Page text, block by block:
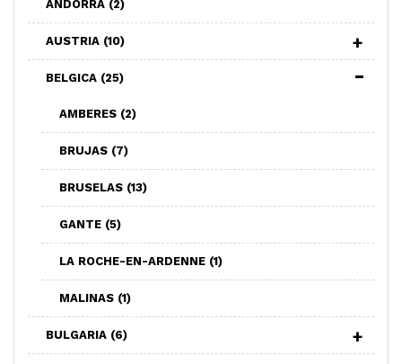
ANDORRA (2)
AUSTRIA (10)
BELGICA (25)
AMBERES (2)
BRUJAS (7)
BRUSELAS (13)
GANTE (5)
LA ROCHE-EN-ARDENNE (1)
MALINAS (1)
BULGARIA (6)